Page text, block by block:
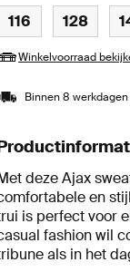
116 128
Winkelvoorraad
Binnen 8
deze Ajax
en
is perfect voor
fashion wil
als in het